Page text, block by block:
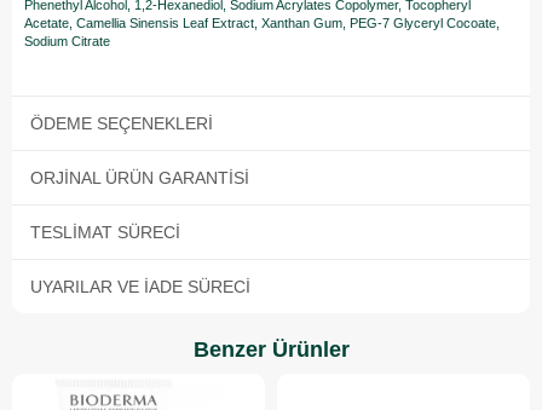
Phenethyl Alcohol, 1,2-Hexanediol, Sodium Acrylates Copolymer, Tocopheryl
Acetate, Camellia Sinensis Leaf Extract, Xanthan Gum, PEG-7 Glyceryl Cocoate,
Sodium Citrate
ÖDEME SEÇENEKLERI
ORJINAL ÜRÜN GARANTISI
TESLIMAT SÜRECI
UYARILAR VE İADE SÜRECI
Benzer Ürünler